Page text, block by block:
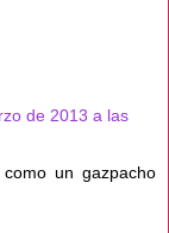
de 2013 a las
un gazpacho